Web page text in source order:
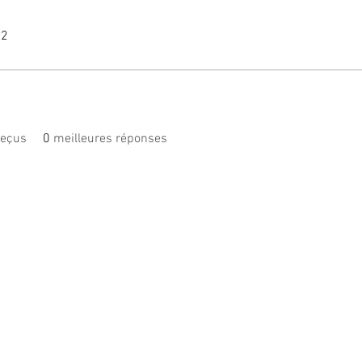
0 meilleures réponses